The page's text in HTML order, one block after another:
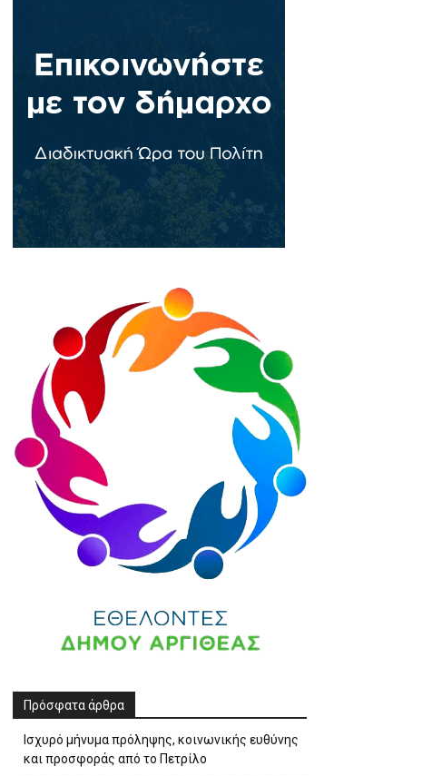
Πρόσφατα άρθρα
Ισχυρό μήνυμα πρόληψης, κοινωνικής ευθύνης
και προσφοράς από το Πετρίλο